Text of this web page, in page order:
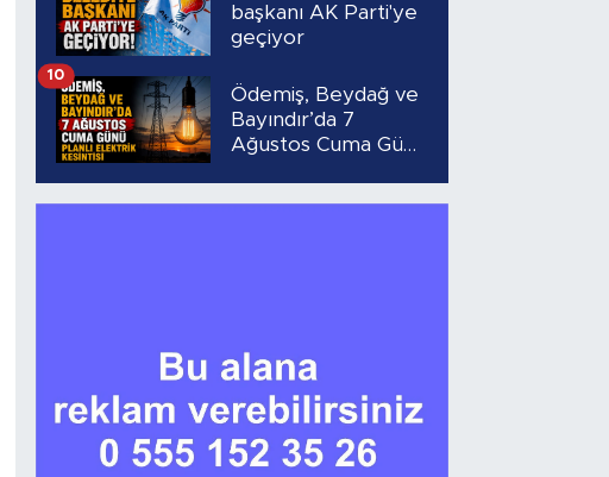
başkanı AK Parti'ye
geçiyor
Ödemiş, Beydağ ve
Bayındır’da 7
Ağustos Cuma Günü
10